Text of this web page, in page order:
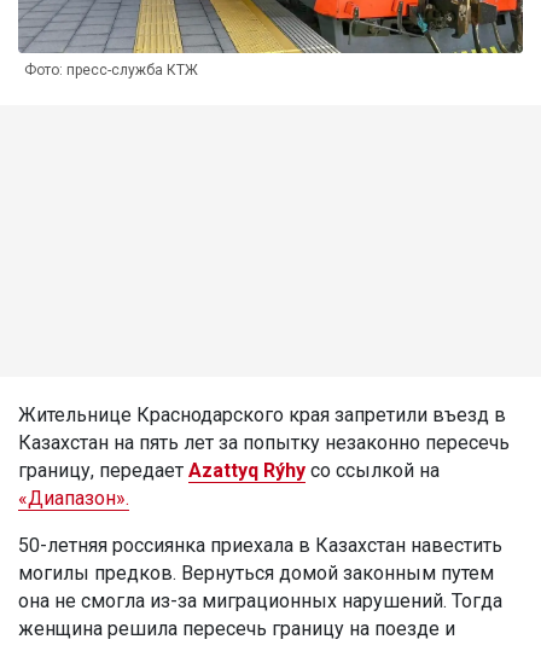
Фото: пресс-служба КТЖ
Жительнице Краснодарского края запретили въезд в
Казахстан на пять лет за попытку незаконно пересечь
границу, передает Azattyq Rýhy со ссылкой на
«Диапазон».
50-летняя россиянка приехала в Казахстан навестить
могилы предков. Вернуться домой законным путем
она не смогла из-за миграционных нарушений. Тогда
женщина решила пересечь границу на поезде и